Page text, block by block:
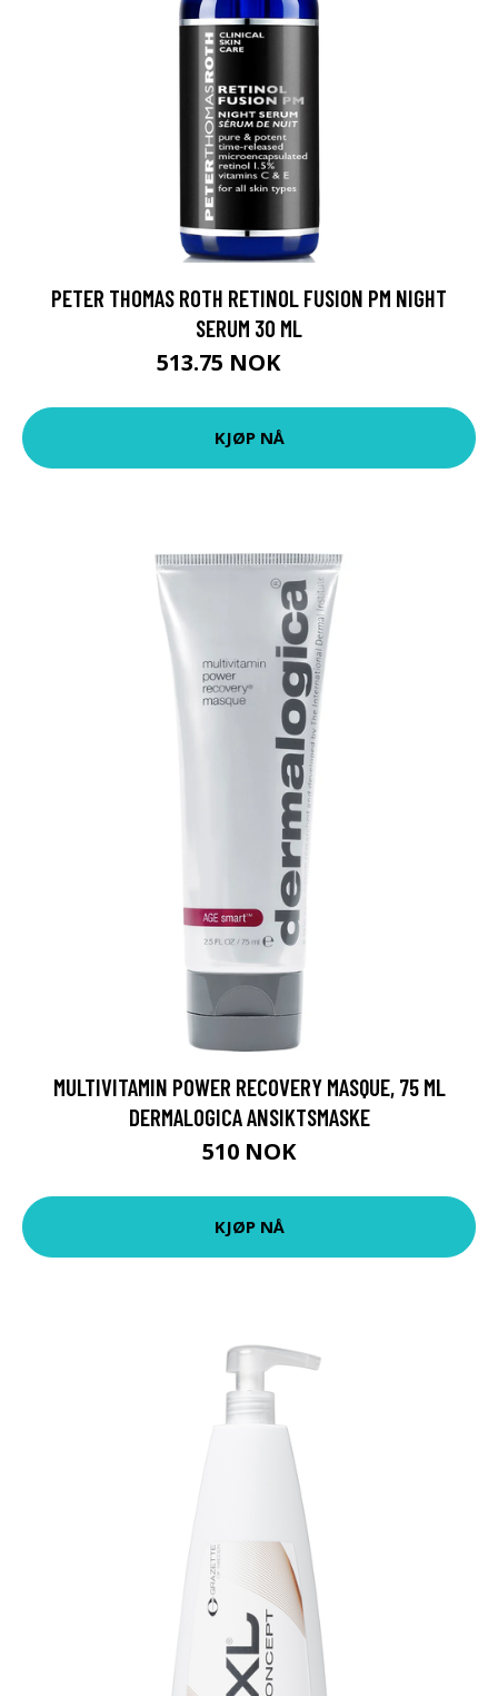
PETER THOMAS ROTH RETINOL FUSION PM NIGHT
SERUM 30 ML
513.75 NOK
KJØP NÅ
MULTIVITAMIN POWER RECOVERY MASQUE, 75 ML
DERMALOGICA ANSIKTSMASKE
510 NOK
KJØP NÅ